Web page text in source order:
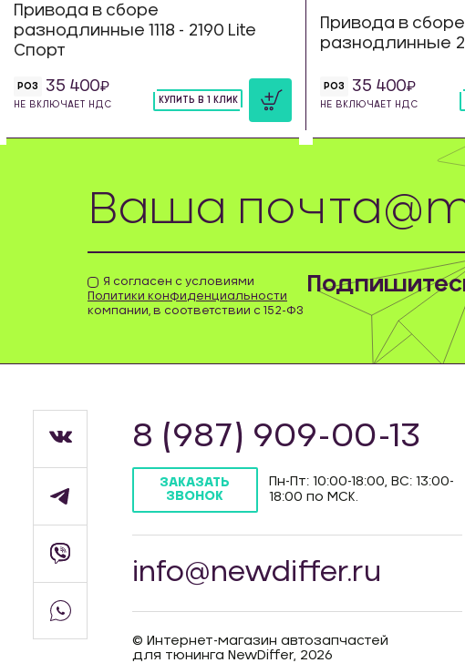
Привода в сборе
разнодлинные 1118 - 2190 Lite
Спорт
РОЗ 35 400
НЕ ВКЛЮЧАЕТ НДС КУПИТЬ В 1 КЛИК
Привода в сборе
разнодлинные
РОЗ 35 400
НЕ ВКЛЮЧАЕТ НДС
Я согласен с условиями
Политики конфиденциальности
компании, в соответствии с 152-ФЗ
8 (987) 909-00-13
ЗАКАЗАТЬ
ЗВОНОК
Пн-Пт: 10:00-18:00, ВС: 13:00-
18:00 по МСК.
info@newdiffer.ru
© Интернет-магазин автозапчастей
для тюнинга NewDiffer, 2026